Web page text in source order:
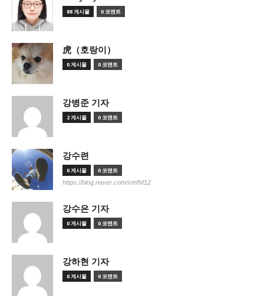
88 게시물 0 코멘트
虎（호랑이）
0 게시물 0 코멘트
강병준 기자
2 게시물 0 코멘트
강수련
0 게시물 0 코멘트
https://blog.naver.com/vmfhf12
강수은 기자
0 게시물 0 코멘트
강하현 기자
0 게시물 0 코멘트